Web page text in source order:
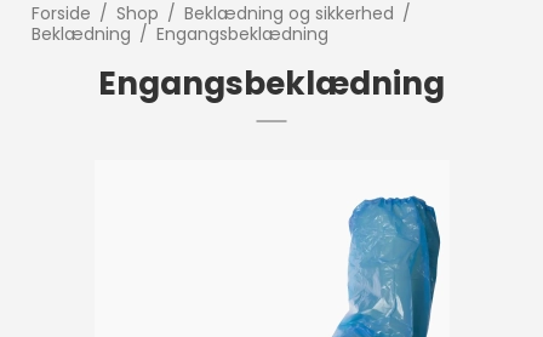
Forside / Shop / Beklædning og sikkerhed /
Beklædning / Engangsbeklædning
Engangsbeklædning